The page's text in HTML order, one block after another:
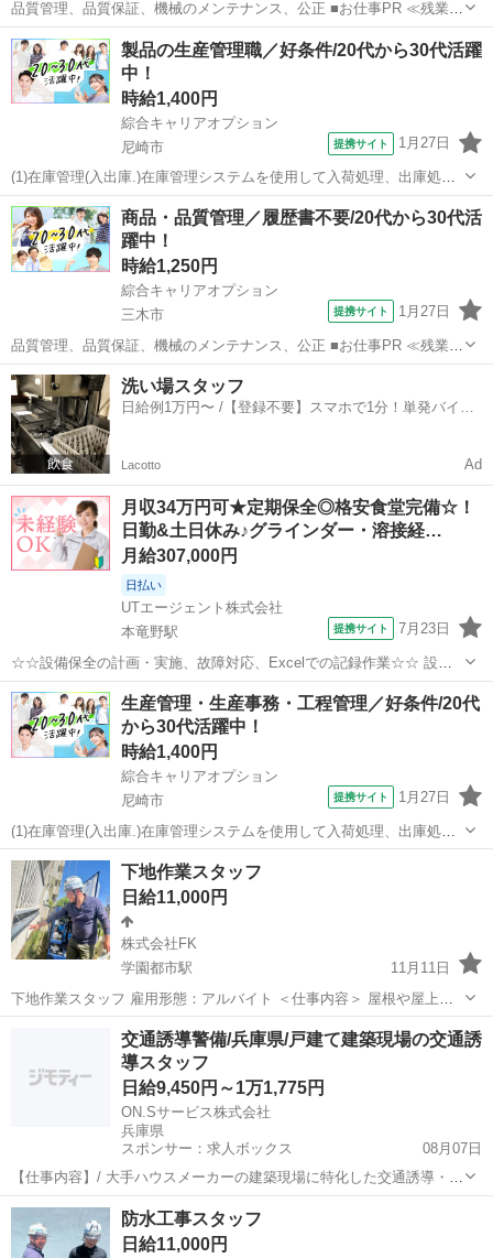
品質管理、品質保証、機械のメンテナンス、公正 ■お仕事PR ≪残業多
めでがっつり稼ぐ≫ 高収入を希望される方にオススメ。 残業は月20時
間以上あります♪ ≪動きやすい制服アリ≫ 制服があるので、 毎日の服
装の悩み解消♪ ≪...
兵庫 三木市 生産管理
製品の生産管理職／好条件/20代から30代活躍
中！
時給1,400円
綜合キャリアオプション
尼崎市
提携サイト 1月27日
(1)在庫管理(入出庫.)在庫管理システムを使用して入荷処理、出庫処理
など各物品の入出庫(2)在庫管理(整理整頓)棚の整理やバーコードの張
り替え(3)設置組立、在庫管理業務に余裕のある時に組立の応援作業 ■
お仕事PR ≪残...
兵庫 尼崎市 生産管理
商品・品質管理／履歴書不要/20代から30代活
躍中！
時給1,250円
綜合キャリアオプション
三木市
提携サイト 1月27日
品質管理、品質保証、機械のメンテナンス、公正 ■お仕事PR ≪残業で
稼げる≫ 高収入を希望される方にオススメ。 残業は月20時間以上あり
ます♪ ≪機能的な制服アリ≫ 制服があるので、 毎日の服装の悩み解消
♪ ≪未経験の方も...
兵庫 三木市 生産管理
洗い場スタッフ
日給例1万円〜 /【登録不要】スマホで1分！単発バイト
Lacotto Ad
月収34万円可★定期保全◎格安食堂完備☆！
日勤&土日休み♪グラインダー・溶接経…
月給307,000円
日払い
UTエージェント株式会社
本竜野駅
提携サイト 7月23日
☆☆設備保全の計画・実施、故障対応、Excelでの記録作業☆☆ 設備
メンテナンス業務として、定期保全計画の立案・実施や、万が一の故
障時の対応、外部業者との連携、Excelでの日報作成をお任せします！
安全管理も徹底している...
兵庫 たつの市 本竜野駅 生産管理
生産管理・生産事務・工程管理／好条件/20代
から30代活躍中！
時給1,400円
綜合キャリアオプション
尼崎市
提携サイト 1月27日
(1)在庫管理(入出庫.)在庫管理システムを使用して入荷処理、出庫処理
など各物品の入出庫(2)在庫管理(整理整頓)棚の整理やバーコードの張
り替え(3)設置組立、在庫管理業務に余裕のある時に組立の応援作業 ■
お仕事PR ≪残...
兵庫 尼崎市 生産管理
下地作業スタッフ
日給11,000円
株式会社FK
学園都市駅
11月11日
下地作業スタッフ 雇用形態：アルバイト ＜仕事内容＞ 屋根や屋上、
外壁、ベランダ、 窓サッシの周辺や水回りなどに 下地処理工事をおこ
なっていただきます。 ・塗り防水（塗膜防水） 塗料状のウレタンゴ
学園都市駅 生産管理 スタッフ
交通誘導警備/兵庫県/戸建て建築現場の交通誘
導スタッフ
日給9,450円～1万1,775円
ON.Sサービス株式会社
兵庫県
スポンサー：求人ボックス
08月07日
【仕事内容】/ 大手ハウスメーカーの建築現場に特化した交通誘導・警
備スタッフの募集中 各地に現場あり、直行直帰のため、 お住まいや移
動距離を考慮して 通いやすい現場を担当していただきます! (もちろん
交通費は会社負担) < 道路警...
アルバイト・パート
防水工事スタッフ
日給11,000円